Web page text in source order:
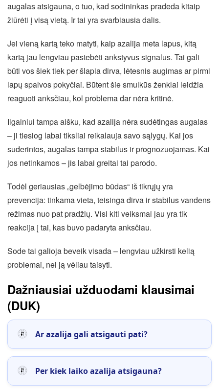
augalas atsigauna, o tuo, kad sodininkas pradeda kitaip
žiūrėti į visą vietą. Ir tai yra svarbiausia dalis.
Jei vieną kartą teko matyti, kaip azalija meta lapus, kitą
kartą jau lengviau pastebėti ankstyvus signalus. Tai gali
būti vos šiek tiek per šlapia dirva, lėtesnis augimas ar pirmi
lapų spalvos pokyčiai. Būtent šie smulkūs ženklai leidžia
reaguoti anksčiau, kol problema dar nėra kritinė.
Ilgainiui tampa aišku, kad azalija nėra sudėtingas augalas
– ji tiesiog labai tiksliai reikalauja savo sąlygų. Kai jos
suderintos, augalas tampa stabilus ir prognozuojamas. Kai
jos netinkamos – jis labai greitai tai parodo.
Todėl geriausias „gelbėjimo būdas“ iš tikrųjų yra
prevencija: tinkama vieta, teisinga dirva ir stabilus vandens
režimas nuo pat pradžių. Visi kiti veiksmai jau yra tik
reakcija į tai, kas buvo padaryta anksčiau.
Sode tai galioja beveik visada – lengviau užkirsti kelią
problemai, nei ją vėliau taisyti.
Dažniausiai užduodami klausimai
(DUK)
Ar azalija gali atsigauti pati?
Per kiek laiko azalija atsigauna?